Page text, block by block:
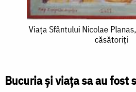
Viața
Planas,
Viața Sfântului Nicolae
căsătoriți
Bucuria și viața sa au fost